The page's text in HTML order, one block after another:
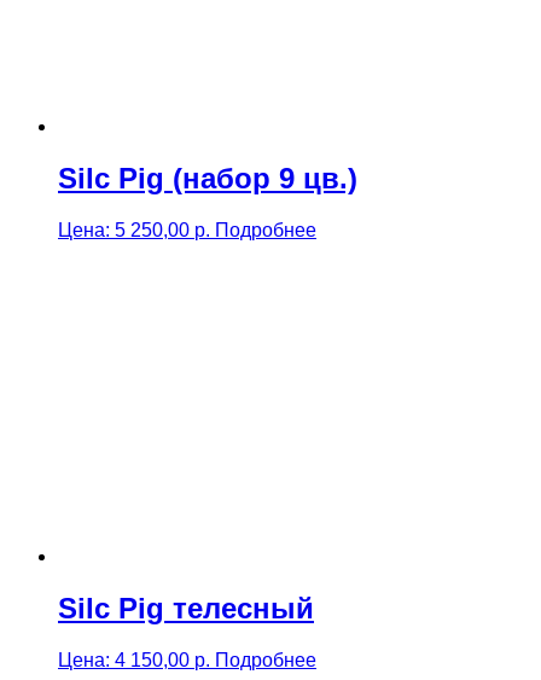
Silc Pig (набор 9 цв.)
Цена: 5 250,00 р. Подробнее
Silc Pig телесный
Цена: 4 150,00 р. Подробнее